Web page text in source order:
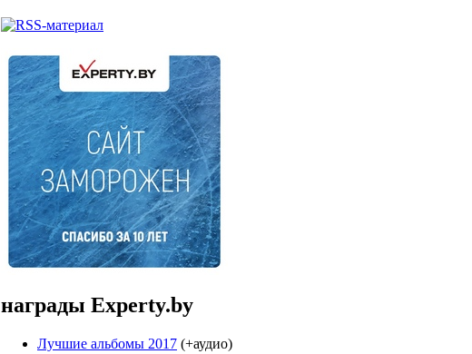
награды Experty.by
Лучшие альбомы 2017 (+аудио)